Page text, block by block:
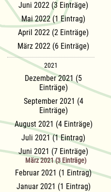
Juni 2022 (3 Einträge)
Mai 2022 (1 Eintrag)
April 2022 (2 Einträge)
März 2022 (6 Einträge)
2021
Dezember 2021 (5
Einträge)
September 2021 (4
Einträge)
August 2021 (4 Einträge)
Juli 2021 (1 Eintrag)
Juni 2021 (7 Einträge)
März 2021 (3 Einträge)
Februar 2021 (1 Eintrag)
Januar 2021 (1 Eintrag)